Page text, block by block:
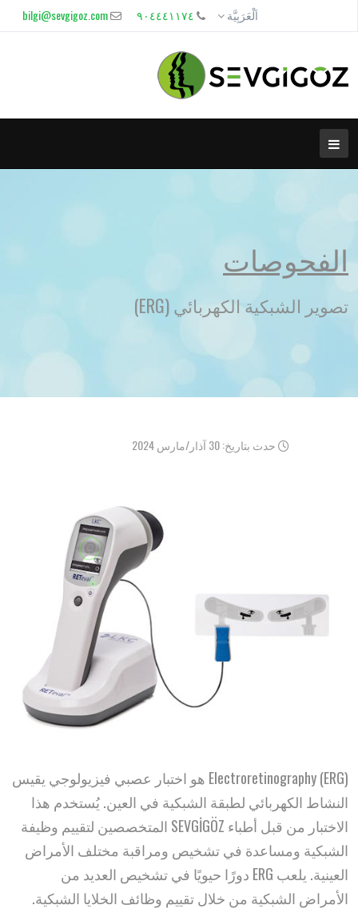
٩٠٤٤٤١١٧٤ bilgi@sevgigoz.com اَلْعَرَبِيَّة
الفحوصات
تصوير الشبكية الكهربائي (ERG)
حدث بتاريخ: 30 آذار/مارس 2024
Electroretinography (ERG) هو اختبار عصبي فيزيولوجي يقيس
النشاط الكهربائي لطبقة الشبكية في العين. يُستخدم هذا
الاختبار من قبل أطباء SEVGİGÖZ المتخصصين لتقييم وظيفة
الشبكية ومساعدة في تشخيص ومراقبة مختلف الأمراض
العينية. يلعب ERG دورًا حيويًا في تشخيص العديد من
الأمراض الشبكية من خلال تقييم وظائف الخلايا الشبكية.